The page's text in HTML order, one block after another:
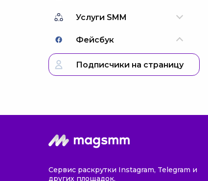
Услуги SMM
Фейсбук
Подписчики на страницу
Сервис раскрутки Instagram, Telegram и
других площадок.